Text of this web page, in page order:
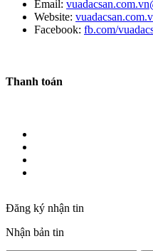
Email:
Website:
Facebook: fb.com/
Thanh toán
Đăng ký nhận tin
Nhận bản tin